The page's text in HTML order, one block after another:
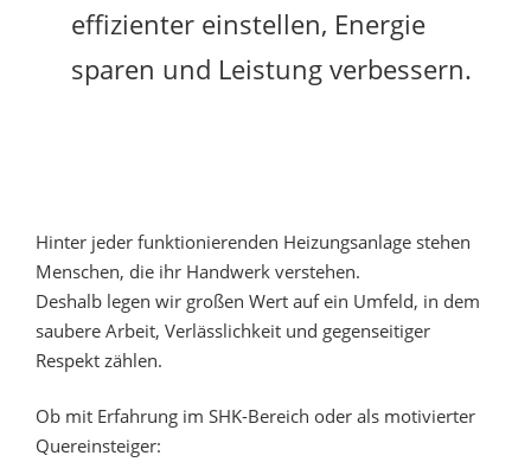
effizienter einstellen, Energie
sparen und Leistung verbessern.
Hinter jeder funktionierenden Heizungsanlage stehen
Menschen, die ihr Handwerk verstehen.
Deshalb legen wir großen Wert auf ein Umfeld, in dem
saubere Arbeit, Verlässlichkeit und gegenseitiger
Respekt zählen.
Ob mit Erfahrung im SHK-Bereich oder als motivierter
Quereinsteiger: